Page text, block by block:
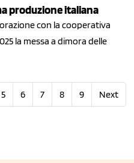
produzione italiana
con la cooperativa
la messa a dimora delle
5 6 7 8 9 Next